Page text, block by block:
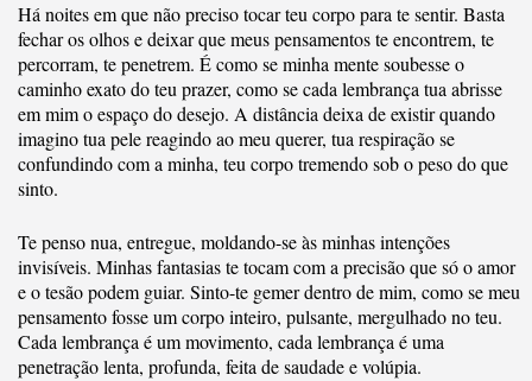
Há noites em que não preciso tocar teu corpo para te sentir. Basta
fechar os olhos e deixar que meus pensamentos te encontrem, te
percorram, te penetrem. É como se minha mente soubesse o
caminho exato do teu prazer, como se cada lembrança tua abrisse
em mim o espaço do desejo. A distância deixa de existir quando
imagino tua pele reagindo ao meu querer, tua respiração se
confundindo com a minha, teu corpo tremendo sob o peso do que
sinto.
Te penso nua, entregue, moldando-se às minhas intenções
invisíveis. Minhas fantasias te tocam com a precisão que só o amor
e o tesão podem guiar. Sinto-te gemer dentro de mim, como se meu
pensamento fosse um corpo inteiro, pulsante, mergulhado no teu.
Cada lembrança é um movimento, cada lembrança é uma
penetração lenta, profunda, feita de saudade e volúpia.